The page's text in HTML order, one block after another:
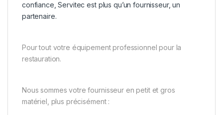
confiance, Servitec est plus qu’un fournisseur, un
partenaire.
Pour tout votre équipement professionnel pour la
restauration.
Nous sommes votre fournisseur en petit et gros
matériel, plus précisément :